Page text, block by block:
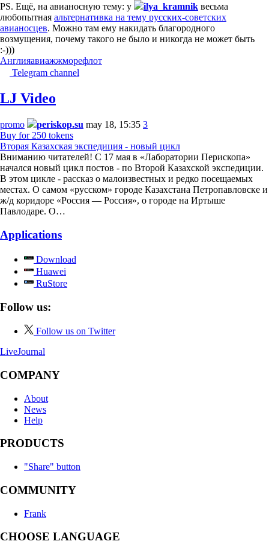
PS. Ещё, на авианосную тему: у ilya_kramnik весьма
любопытная альтернативка на тему русских-советских
авианосцев. Можно там ему накидать благородного
возмущения, почему такого не было и никогда не может быть
:-)))
Англияавиажжморефлот
Telegram channel
LJ Video
promo periskop.su may 18, 15:35 3
Buy for 250 tokens
Вторая Казахская экспедиция - новый цикл
Вниманию читателей! С 17 мая в «Лаборатории Перископа»
начался новый цикл постов - по Второй Казахской экспедиции.
В этом цикле - рассказ о малоизвестных и редко посещаемых
местах. О самом «русском» городе Казахстана Петропавловске и
ж/д коридоре «Россия — Россия», о городе на Иртыше
Павлодаре. О…
Applications
Download
Huawei
RuStore
Follow us:
Follow us on Twitter
LiveJournal
COMPANY
About
News
Help
PRODUCTS
"Share" button
COMMUNITY
Frank
CHOOSE LANGUAGE